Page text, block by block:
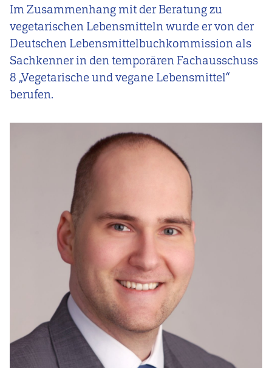
Im Zusammenhang mit der Beratung zu
vegetarischen Lebensmitteln wurde er von der
Deutschen Lebensmittelbuchkommission als
Sachkenner in den temporären Fachausschuss
8 „Vegetarische und vegane Lebensmittel“
berufen.